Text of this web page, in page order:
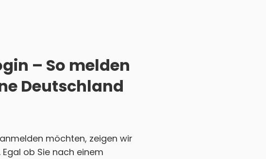
– So melden
Deutschland
möchten, zeigen wir
ob Sie nach einem